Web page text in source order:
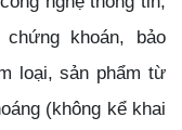
khoán, bảo
loại, sản phẩm từ
(không kể khai